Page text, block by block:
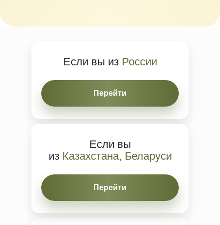
Если вы из России
Перейти
Если вы
из Казахстана, Беларуси
Перейти